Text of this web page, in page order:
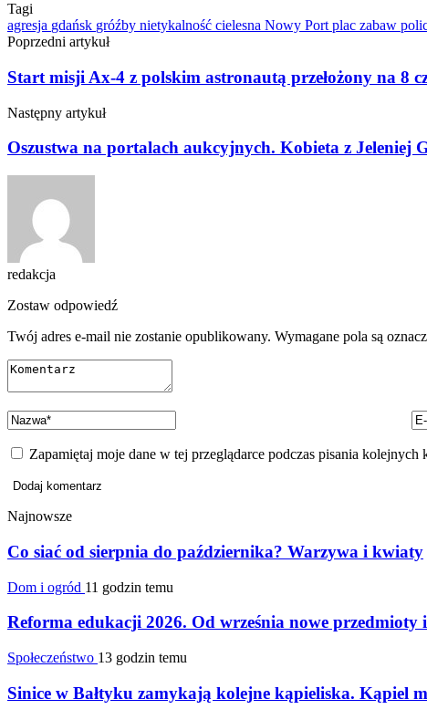
Tagi
agresja gdańsk gróźby nietykalność cielesna Nowy Port plac zabaw
Poprzedni artykuł
Start misji Ax-4 z polskim astronautą przełożony na 8
Następny artykuł
Oszustwa na portalach aukcyjnych. Kobieta z Jeleniej
redakcja
Zostaw odpowiedź
Twój adres e-mail nie zostanie opublikowany. Wymagane pola są
Zapamiętaj moje dane w tej przeglądarce podczas pisania kolejnych
Najnowsze
Co siać od sierpnia do października? Warzywa i kwiaty
Dom i ogród 11 godzin temu
Reforma edukacji 2026. Od września nowe
Społeczeństwo 13 godzin temu
Sinice w Bałtyku zamykają kolejne kąpieliska. Kąpiel